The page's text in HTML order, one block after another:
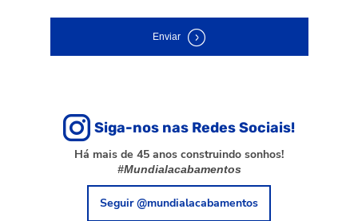
Enviar
Siga-nos nas Redes Sociais!
Há mais de 45 anos construindo sonhos!
#Mundialacabamentos
Seguir @mundialacabamentos